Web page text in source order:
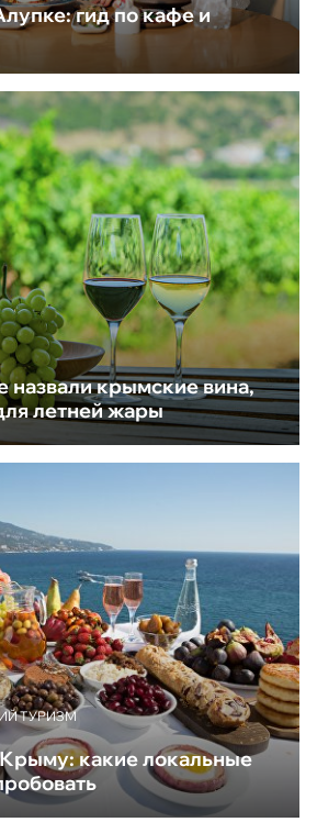
гид по кафе и
назвали крымские вина,
летней жары
ТУРИЗМ
Крыму: какие локальные